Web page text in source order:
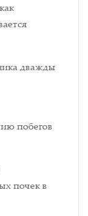
дважды
побегов
почек в